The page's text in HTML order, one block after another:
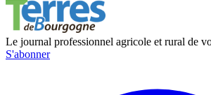
Le journal professionnel agricole et rural de
S'abonner